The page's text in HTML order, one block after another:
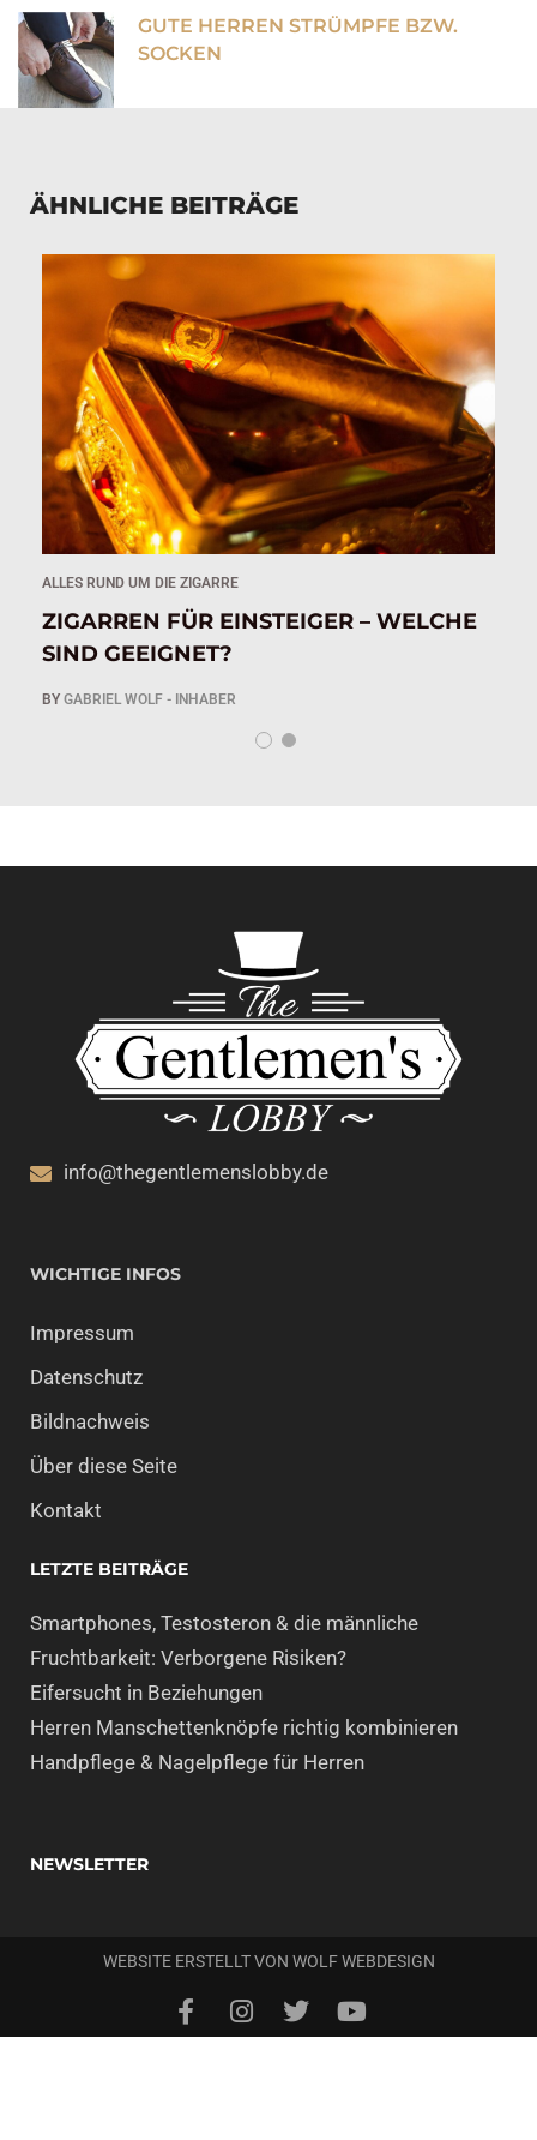
GUTE HERREN STRÜMPFE BZW.
SOCKEN
ÄHNLICHE BEITRÄGE
ALLES RUND UM DIE ZIGARRE
ZIGARREN FÜR EINSTEIGER – WELCHE
SIND GEEIGNET?
BY GABRIEL WOLF - INHABER
info@thegentlemenslobby.de
WICHTIGE INFOS
Impressum
Datenschutz
Bildnachweis
Über diese Seite
Kontakt
LETZTE BEITRÄGE
Smartphones, Testosteron & die männliche
Fruchtbarkeit: Verborgene Risiken?
Eifersucht in Beziehungen
Herren Manschettenknöpfe richtig kombinieren
Handpflege & Nagelpflege für Herren
NEWSLETTER
WEBSITE ERSTELLT VON WOLF WEBDESIGN